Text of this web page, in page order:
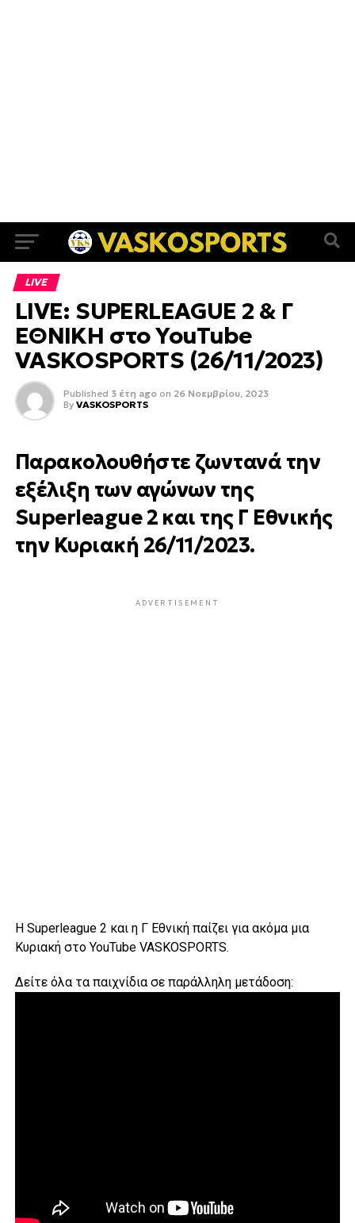
LIVE
LIVE: SUPERLEAGUE 2 & Γ
ΕΘΝΙΚΗ στο YouTube
VASKOSPORTS (26/11/2023)
Published 3 έτη ago on 26 Νοεμβρίου, 2023
By VASKOSPORTS
Παρακολουθήστε ζωντανά την
εξέλιξη των αγώνων της
Superleague 2 και της Γ Εθνικής
την Κυριακή 26/11/2023.
ADVERTISEMENT
Η Superleague 2 και η Γ Εθνική παίζει για ακόμα μια
Κυριακή στο YouTube VASKOSPORTS.
Δείτε όλα τα παιχνίδια σε παράλληλη μετάδοση: